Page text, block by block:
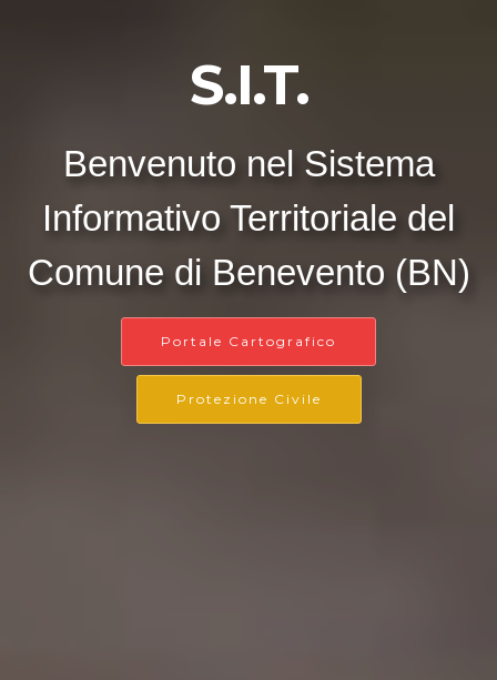
S.I.T.
Benvenuto nel Sistema
Informativo Territoriale del
Comune di Benevento (BN)
Portale Cartografico
Protezione Civile